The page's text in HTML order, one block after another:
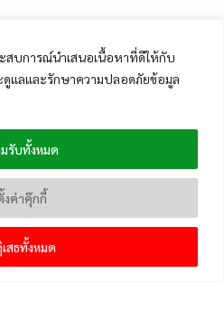
บการณ์นำเสนอเนื้อหาที่ดีให้กับ
ดูแลและรักษาความปลอดภัยข้อมูล
งค่าคุ๊กกี้
สธทั้งหมด
รับทั้งหมด